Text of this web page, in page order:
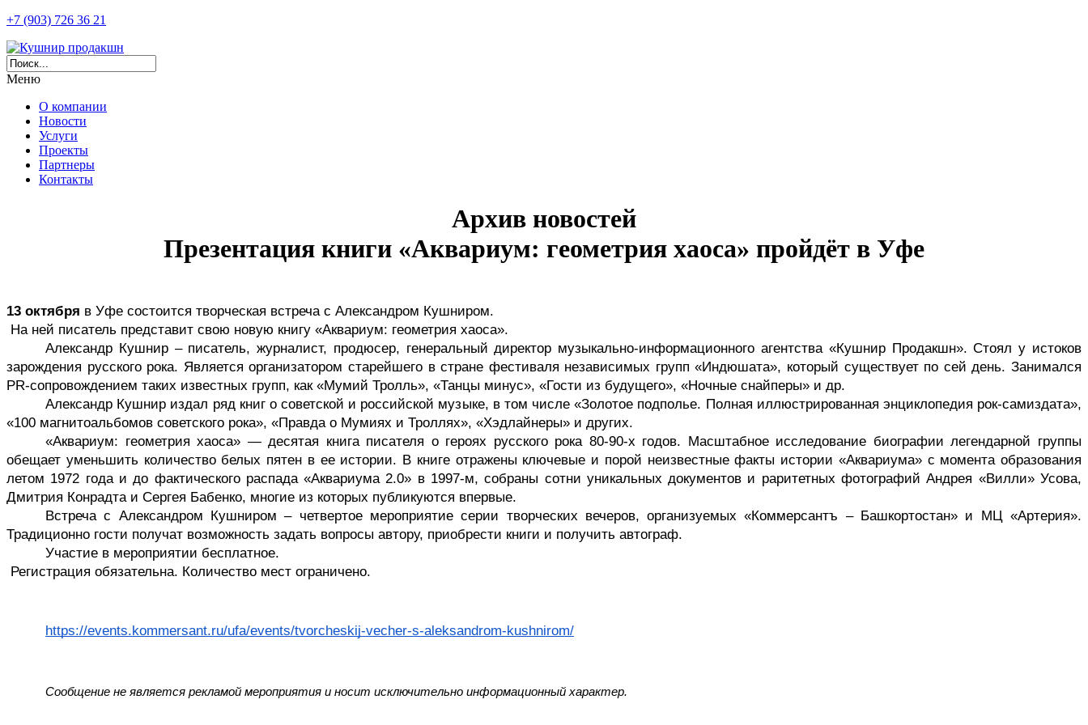
+7 (903) 726 36 21
Меню
О компании
Новости
Услуги
Проекты
Партнеры
Контакты
Архив новостей
Презентация книги «Аквариум: геометрия хаоса» пройдёт в Уфе
13 октября в Уфе состоится творческая встреча с Александром Кушниром.
На ней писатель представит свою новую книгу «Аквариум: геометрия хаоса».
Александр Кушнир – писатель, журналист, продюсер, генеральный директор музыкально-информационного агентства «Кушнир Продакшн». Стоял у истоков
зарождения русского рока. Является организатором старейшего в стране фестиваля независимых групп «Индюшата», который существует по сей день. Занимался
PR-сопровождением таких известных групп, как «Мумий Тролль», «Танцы минус», «Гости из будущего», «Ночные снайперы» и др.
Александр Кушнир издал ряд книг о советской и российской музыке, в том числе «Золотое подполье. Полная иллюстрированная энциклопедия рок-самиздата»,
«100 магнитоальбомов советского рока», «Правда о Мумиях и Троллях», «Хэдлайнеры» и других.
«Аквариум: геометрия хаоса» — десятая книга писателя о героях русского рока 80-90-х годов. Масштабное исследование биографии легендарной группы
обещает уменьшить количество белых пятен в ее истории. В книге отражены ключевые и порой неизвестные факты истории «Аквариума» с момента образования
летом 1972 года и до фактического распада «Аквариума 2.0» в 1997-м, собраны сотни уникальных документов и раритетных фотографий Андрея «Вилли» Усова,
Дмитрия Конрадта и Сергея Бабенко, многие из которых публикуются впервые.
Встреча с Александром Кушниром – четвертое мероприятие серии творческих вечеров, организуемых «Коммерсантъ – Башкортостан» и МЦ «Артерия».
Традиционно гости получат возможность задать вопросы автору, приобрести книги и получить автограф.
Участие в мероприятии бесплатное.
Регистрация обязательна. Количество мест ограничено.
https://events.kommersant.ru/ufa/events/tvorcheskij-vecher-s-aleksandrom-kushnirom/
Сообщение не является рекламой мероприятия и носит исключительно информационный характер.